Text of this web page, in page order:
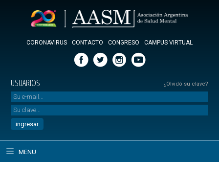
CORONAVIRUS CONTACTO CONGRESO CAMPUS VIRTUAL
USUARIOS ¿Olvidó su clave?
MENU